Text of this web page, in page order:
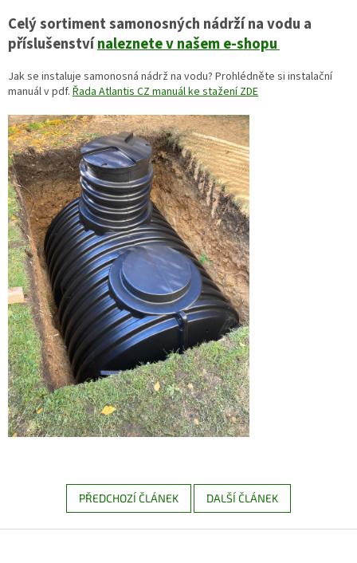
Celý sortiment samonosných nádrží na vodu a
příslušenstvínaleznete v našem e-shopu
Jak se instaluje samonosná nádrž na vodu? Prohlédněte si instalační
manuál v pdf. Řada Atlantis CZ manuál ke stažení ZDE
PŘEDCHOZÍ ČLÁNEK DALŠÍ ČLÁNEK